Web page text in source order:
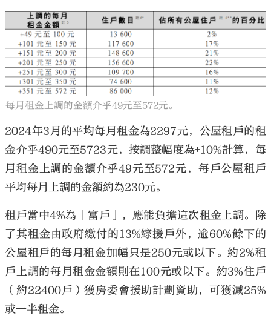
每月租金上調的金額介乎49元至572元。
2024年3月的平均每月租金為2297元，公屋租戶的租
金介乎490元至5723元，按調整幅度為+10%計算，每
月租金上調的金額介乎49元至572元，每戶公屋租戶
平均每月上調的金額約為230元。
租戶當中4%為「富戶」，應能負擔這次租金上調。除
了其租金由政府繳付的13%綜援戶外，逾60%餘下的
公屋租戶的每月租金加幅只是250元或以下。約2%租
戶上調的每月租金金額則在100元或以下。約3%住戶
（約22400戶）獲房委會援助計劃資助，可獲減25%
或一半租金。